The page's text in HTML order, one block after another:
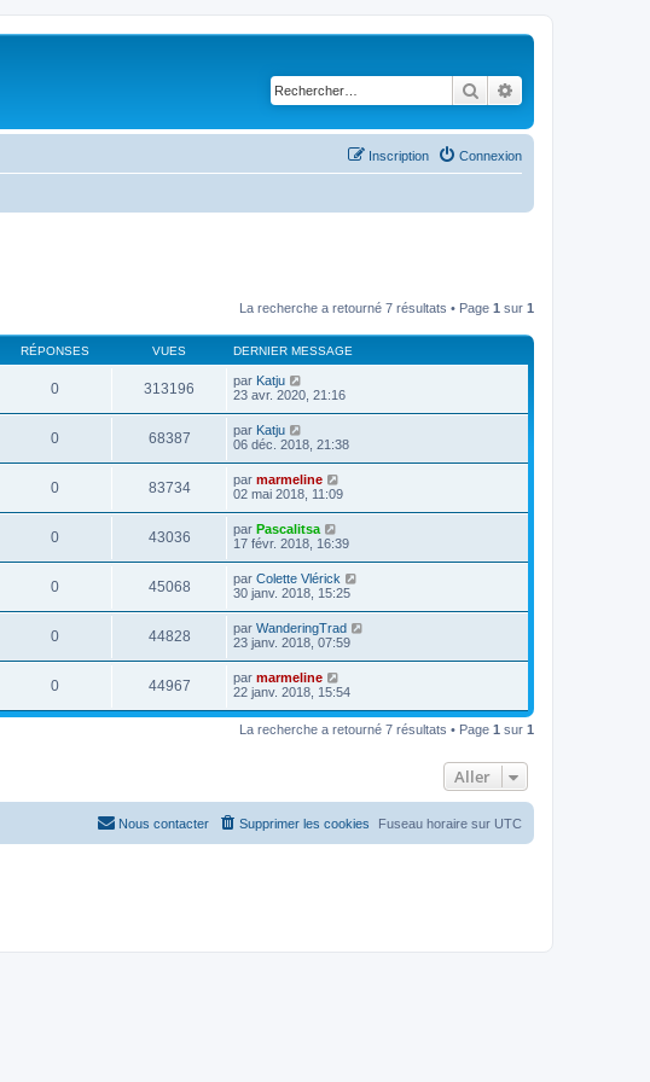
Rechercher
Connexion
Inscription
La recherche a retourné 7 résultats • Page 1 sur 1
RÉPONSES VUES DERNIER MESSAGE
0 313196 par Katju
23 avr. 2020, 21:16
0 68387 par Katju
06 déc. 2018, 21:38
0 83734 par marmeline
02 mai 2018, 11:09
0 43036 par Pascalitsa
17 févr. 2018, 16:39
0 45068 par Colette Vlérick
30 janv. 2018, 15:25
0 44828 par WanderingTrad
23 janv. 2018, 07:59
0 44967 par marmeline
22 janv. 2018, 15:54
La recherche a retourné 7 résultats • Page 1 sur 1
Aller
Fuseau horaire sur UTC
Supprimer les cookies
Nous contacter